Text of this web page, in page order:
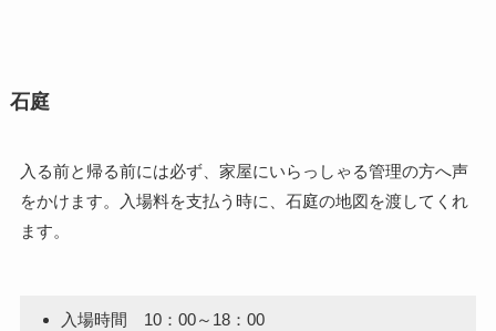
石庭
入る前と帰る前には必ず、家屋にいらっしゃる管理の方へ声
をかけます。入場料を支払う時に、石庭の地図を渡してくれ
ます。
入場時間 10：00～18：00